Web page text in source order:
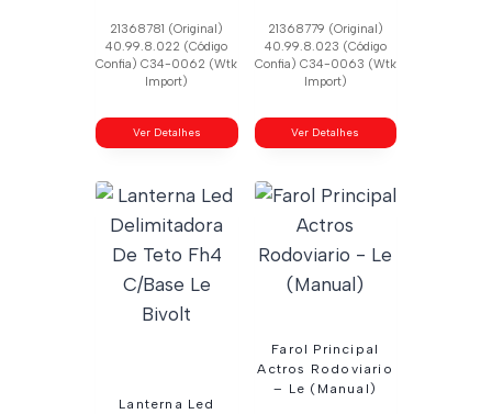
21368781 (Original)
40.99.8.022 (Código
Confia) C34-0062 (Wtk
Import)
Ver Detalhes
21368779 (Original)
40.99.8.023 (Código
Confia) C34-0063 (Wtk
Import)
Ver Detalhes
Lanterna Led
Farol Principal
Actros Rodoviario
– Le (Manual)